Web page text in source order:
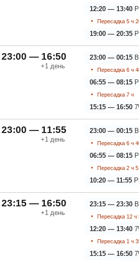
12:20 — 13:40
Пересадка 5 ч
19:00 — 20:35
23:00 — 16:50
+1 день
23:00 — 00:15
Пересадка 6 ч
06:55 — 08:15
Пересадка 7 ч
15:15 — 16:50
23:00 — 11:55
+1 день
23:00 — 00:15
Пересадка 6 ч
06:55 — 08:15
Пересадка 2 ч
10:20 — 11:55
23:15 — 16:50
+1 день
23:15 — 23:30
Пересадка 12 ч
12:20 — 13:40
Пересадка 1 ч
15:15 — 16:50